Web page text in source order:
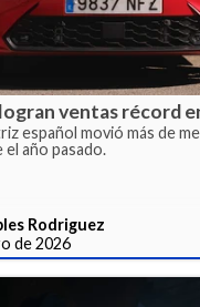
ventas récord
español movió más de
año pasado.
Rodriguez
de 2026